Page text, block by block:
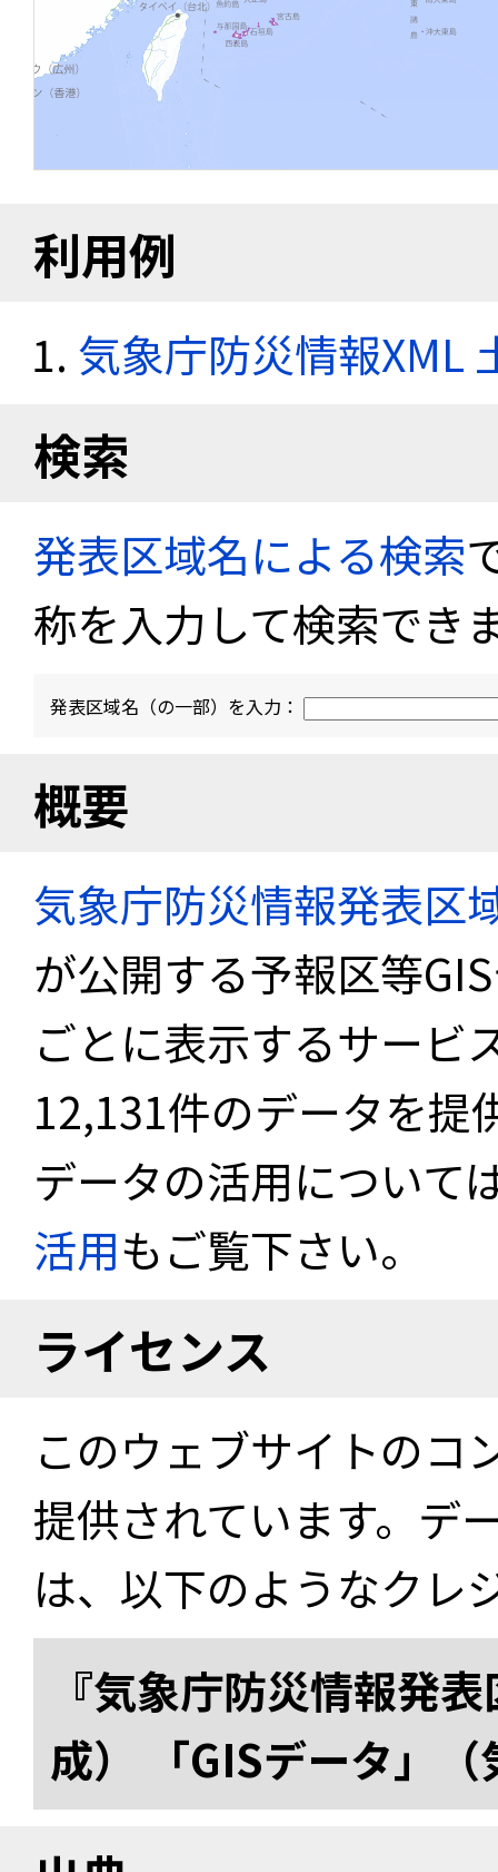
利用例
気象庁防災情報XML
検索
発表区域名による検索
称を入力して検索でき
発表区域名（の一部）を入力：
概要
気象庁防災情報発表区
が公開する予報区等
ごとに表示するサービ
12,131件のデータを提
データの活用について
活用もご覧下さい。
ライセンス
このウェブサイトのコ
提供されています。デ
は、以下のようなクレ
『気象庁防災情報発
成） 「GISデータ」